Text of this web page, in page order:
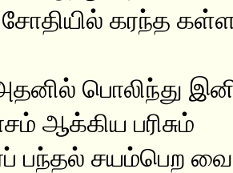
கரந்த
பொலிந்து
ஆக்கிய பரிசும்
சயம்பெற